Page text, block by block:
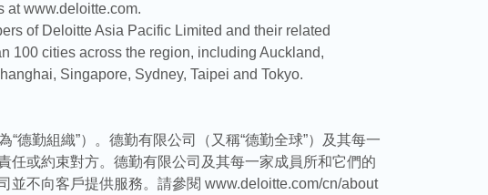
at www.deloitte.com.
of Deloitte Asia Pacific Limited and their related
100 cities across the region, including Auckland,
Singapore, Sydney, Taipei and Tokyo.
德勤組織”）。德勤有限公司（又稱“德勤全球”）及其每一
任或約束對方。德勤有限公司及其每一家成員所和它們的
不向客戶提供服務。請參閱 www.deloitte.com/cn/about